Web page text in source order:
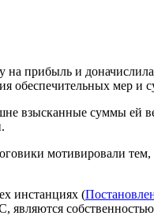
прибыль и
обеспечительных мер и
взысканные суммы ей
мотивировали
инстанциях (
собственностью